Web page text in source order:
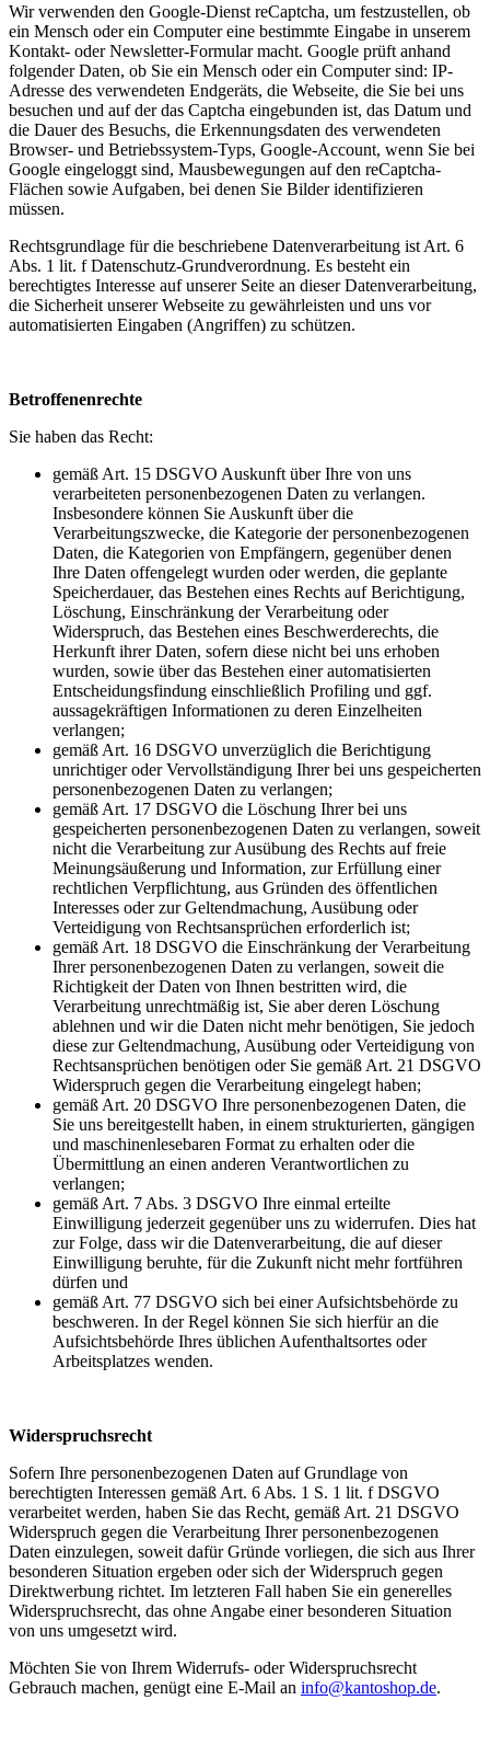
Wir verwenden den Google-Dienst reCaptcha, um festzustellen, ob
ein Mensch oder ein Computer eine bestimmte Eingabe in unserem
Kontakt- oder Newsletter-Formular macht. Google prüft anhand
folgender Daten, ob Sie ein Mensch oder ein Computer sind: IP-
Adresse des verwendeten Endgeräts, die Webseite, die Sie bei uns
besuchen und auf der das Captcha eingebunden ist, das Datum und
die Dauer des Besuchs, die Erkennungsdaten des verwendeten
Browser- und Betriebssystem-Typs, Google-Account, wenn Sie bei
Google eingeloggt sind, Mausbewegungen auf den reCaptcha-
Flächen sowie Aufgaben, bei denen Sie Bilder identifizieren
müssen.
Rechtsgrundlage für die beschriebene Datenverarbeitung ist Art. 6
Abs. 1 lit. f Datenschutz-Grundverordnung. Es besteht ein
berechtigtes Interesse auf unserer Seite an dieser Datenverarbeitung,
die Sicherheit unserer Webseite zu gewährleisten und uns vor
automatisierten Eingaben (Angriffen) zu schützen.
Betroffenenrechte
Sie haben das Recht:
gemäß Art. 15 DSGVO Auskunft über Ihre von uns
verarbeiteten personenbezogenen Daten zu verlangen.
Insbesondere können Sie Auskunft über die
Verarbeitungszwecke, die Kategorie der personenbezogenen
Daten, die Kategorien von Empfängern, gegenüber denen
Ihre Daten offengelegt wurden oder werden, die geplante
Speicherdauer, das Bestehen eines Rechts auf Berichtigung,
Löschung, Einschränkung der Verarbeitung oder
Widerspruch, das Bestehen eines Beschwerderechts, die
Herkunft ihrer Daten, sofern diese nicht bei uns erhoben
wurden, sowie über das Bestehen einer automatisierten
Entscheidungsfindung einschließlich Profiling und ggf.
aussagekräftigen Informationen zu deren Einzelheiten
verlangen;
gemäß Art. 16 DSGVO unverzüglich die Berichtigung
unrichtiger oder Vervollständigung Ihrer bei uns gespeicherten
personenbezogenen Daten zu verlangen;
gemäß Art. 17 DSGVO die Löschung Ihrer bei uns
gespeicherten personenbezogenen Daten zu verlangen, soweit
nicht die Verarbeitung zur Ausübung des Rechts auf freie
Meinungsäußerung und Information, zur Erfüllung einer
rechtlichen Verpflichtung, aus Gründen des öffentlichen
Interesses oder zur Geltendmachung, Ausübung oder
Verteidigung von Rechtsansprüchen erforderlich ist;
gemäß Art. 18 DSGVO die Einschränkung der Verarbeitung
Ihrer personenbezogenen Daten zu verlangen, soweit die
Richtigkeit der Daten von Ihnen bestritten wird, die
Verarbeitung unrechtmäßig ist, Sie aber deren Löschung
ablehnen und wir die Daten nicht mehr benötigen, Sie jedoch
diese zur Geltendmachung, Ausübung oder Verteidigung von
Rechtsansprüchen benötigen oder Sie gemäß Art. 21 DSGVO
Widerspruch gegen die Verarbeitung eingelegt haben;
gemäß Art. 20 DSGVO Ihre personenbezogenen Daten, die
Sie uns bereitgestellt haben, in einem strukturierten, gängigen
und maschinenlesebaren Format zu erhalten oder die
Übermittlung an einen anderen Verantwortlichen zu
verlangen;
gemäß Art. 7 Abs. 3 DSGVO Ihre einmal erteilte
Einwilligung jederzeit gegenüber uns zu widerrufen. Dies hat
zur Folge, dass wir die Datenverarbeitung, die auf dieser
Einwilligung beruhte, für die Zukunft nicht mehr fortführen
dürfen und
gemäß Art. 77 DSGVO sich bei einer Aufsichtsbehörde zu
beschweren. In der Regel können Sie sich hierfür an die
Aufsichtsbehörde Ihres üblichen Aufenthaltsortes oder
Arbeitsplatzes wenden.
Widerspruchsrecht
Sofern Ihre personenbezogenen Daten auf Grundlage von
berechtigten Interessen gemäß Art. 6 Abs. 1 S. 1 lit. f DSGVO
verarbeitet werden, haben Sie das Recht, gemäß Art. 21 DSGVO
Widerspruch gegen die Verarbeitung Ihrer personenbezogenen
Daten einzulegen, soweit dafür Gründe vorliegen, die sich aus Ihrer
besonderen Situation ergeben oder sich der Widerspruch gegen
Direktwerbung richtet. Im letzteren Fall haben Sie ein generelles
Widerspruchsrecht, das ohne Angabe einer besonderen Situation
von uns umgesetzt wird.
Möchten Sie von Ihrem Widerrufs- oder Widerspruchsrecht
Gebrauch machen, genügt eine E-Mail an info@kantoshop.de.